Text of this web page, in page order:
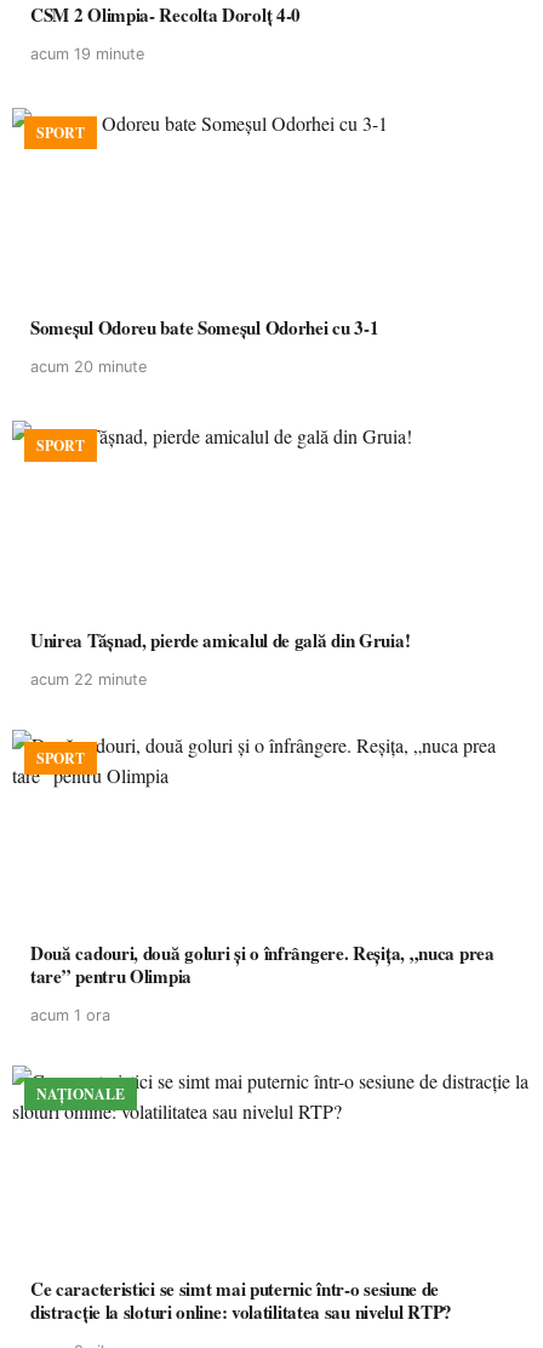
CSM 2 Olimpia- Recolta Dorolț 4-0
acum 19 minute
SPORT
Someșul Odoreu bate Someșul Odorhei cu 3-1
acum 20 minute
SPORT
Unirea Tășnad, pierde amicalul de gală din Gruia!
acum 22 minute
SPORT
Două cadouri, două goluri și o înfrângere. Reșița, „nuca prea
tare” pentru Olimpia
acum 1 ora
NAȚIONALE
Ce caracteristici se simt mai puternic într-o sesiune de
distracție la sloturi online: volatilitatea sau nivelul RTP?